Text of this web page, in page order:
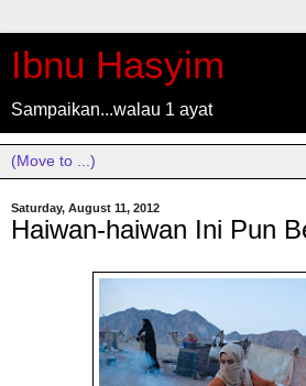
Ibnu Hasyim
Sampaikan...walau 1 ayat
Saturday, August 11, 2012
Haiwan-haiwan Ini Pun